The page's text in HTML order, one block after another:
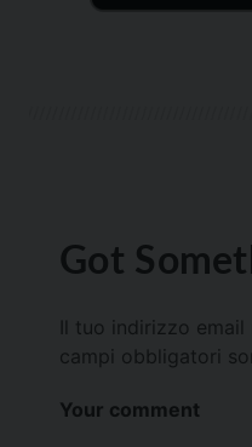
Got
Il tuo indirizzo
campi obbligatori
Your comment